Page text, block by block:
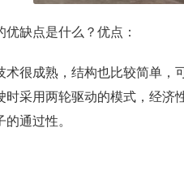
优缺点是什么？ 优点：
术很成熟，结构也比较简单，
时采用两轮驱动的模式，经济
通过性。